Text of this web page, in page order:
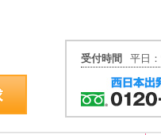
受付時間 平日